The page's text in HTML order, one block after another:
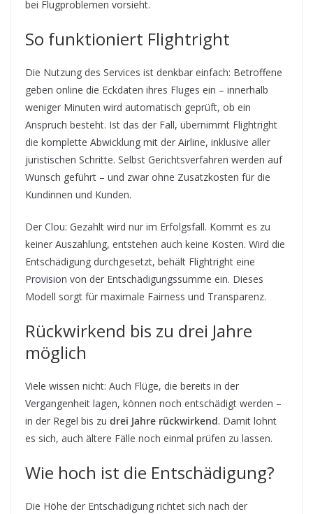
bei Flugproblemen vorsieht.
So funktioniert Flightright
Die Nutzung des Services ist denkbar einfach: Betroffene
geben online die Eckdaten ihres Fluges ein – innerhalb
weniger Minuten wird automatisch geprüft, ob ein
Anspruch besteht. Ist das der Fall, übernimmt Flightright
die komplette Abwicklung mit der Airline, inklusive aller
juristischen Schritte. Selbst Gerichtsverfahren werden auf
Wunsch geführt – und zwar ohne Zusatzkosten für die
Kundinnen und Kunden.
Der Clou: Gezahlt wird nur im Erfolgsfall. Kommt es zu
keiner Auszahlung, entstehen auch keine Kosten. Wird die
Entschädigung durchgesetzt, behält Flightright eine
Provision von der Entschädigungssumme ein. Dieses
Modell sorgt für maximale Fairness und Transparenz.
Rückwirkend bis zu drei Jahre
möglich
Viele wissen nicht: Auch Flüge, die bereits in der
Vergangenheit lagen, können noch entschädigt werden –
in der Regel bis zu drei Jahre rückwirkend. Damit lohnt
es sich, auch ältere Fälle noch einmal prüfen zu lassen.
Wie hoch ist die Entschädigung?
Die Höhe der Entschädigung richtet sich nach der